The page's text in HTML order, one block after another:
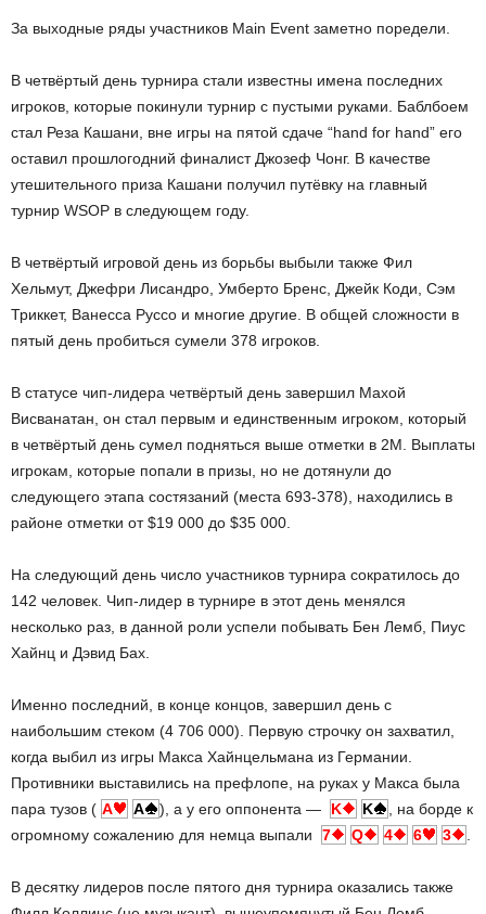
За выходные ряды участников Main Event заметно поредели.
В четвёртый день турнира стали известны имена последних
игроков, которые покинули турнир с пустыми руками. Баблбоем
стал Реза Кашани, вне игры на пятой сдаче “hand for hand” его
оставил прошлогодний финалист Джозеф Чонг. В качестве
утешительного приза Кашани получил путёвку на главный
турнир WSOP в следующем году.
В четвёртый игровой день из борьбы выбыли также Фил
Хельмут, Джефри Лисандро, Умберто Бренс, Джейк Коди, Сэм
Триккет, Ванесса Руссо и многие другие. В общей сложности в
пятый день пробиться сумели 378 игроков.
В статусе чип-лидера четвёртый день завершил Махой
Висванатан, он стал первым и единственным игроком, который
в четвёртый день сумел подняться выше отметки в 2М. Выплаты
игрокам, которые попали в призы, но не дотянули до
следующего этапа состязаний (места 693-378), находились в
районе отметки от $19 000 до $35 000.
На следующий день число участников турнира сократилось до
142 человек. Чип-лидер в турнире в этот день менялся
несколько раз, в данной роли успели побывать Бен Лемб, Пиус
Хайнц и Дэвид Бах.
Именно последний, в конце концов, завершил день с
наибольшим стеком (4 706 000). Первую строчку он захватил,
когда выбил из игры Макса Хайнцельмана из Германии.
Противники выставились на префлопе, на руках у Макса была
пара тузов ( A A ), а у его оппонента — K K
, на борде к
огромному сожалению для немца выпали 7 Q 4 6 3 .
В десятку лидеров после пятого дня турнира оказались также